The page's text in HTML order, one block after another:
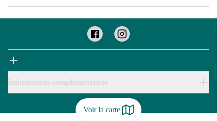
Voir la carte
Informations complémentaires